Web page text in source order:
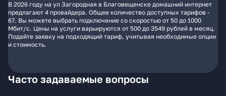
В 2026 году на ул Загородная в Благовещенске домашний интернет
предлагают 4 провайдера. Общее количество доступных тарифов -
67. Вы можете выбрать подключение со скоростью от 50 до 1000
Мбит/с. Цены на услуги варьируются от 500 до 3549 рублей в месяц.
Подайте заявку на подходящий тариф, учитывая необходимые опции
и стоимость.
Часто задаваемые вопросы